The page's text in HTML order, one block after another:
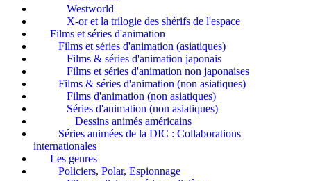
Westworld
X-or et la trilogie des shérifs de l'espace
Films et séries d'animation
Films et séries d'animation (asiatiques)
Films & séries d'animation japonais
Films et séries d'animation non japonaises
Films & séries d'animation (non asiatiques)
Films d'animation (non asiatiques)
Séries d'animation (non asiatiques)
Dessins animés américains
Séries animées de la DIC : Collaborations
internationales
Les genres
Policiers, Polar, Espionnage